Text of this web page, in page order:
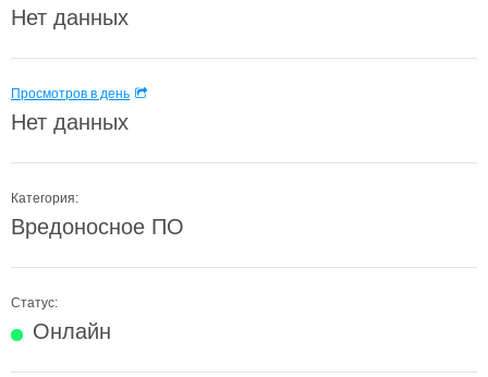
Нет данных
Просмотров в день
Нет данных
Категория:
Вредоносное ПО
Статус:
Онлайн